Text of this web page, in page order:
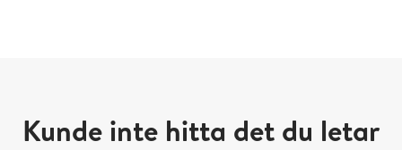
Kunde inte hitta det du letar